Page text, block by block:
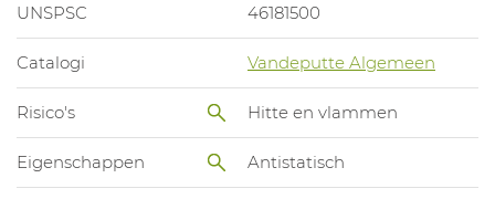
UNSPSC 46181500
Catalogi Vandeputte Algemeen
Risico's Hitte en vlammen
Eigenschappen Antistatisch